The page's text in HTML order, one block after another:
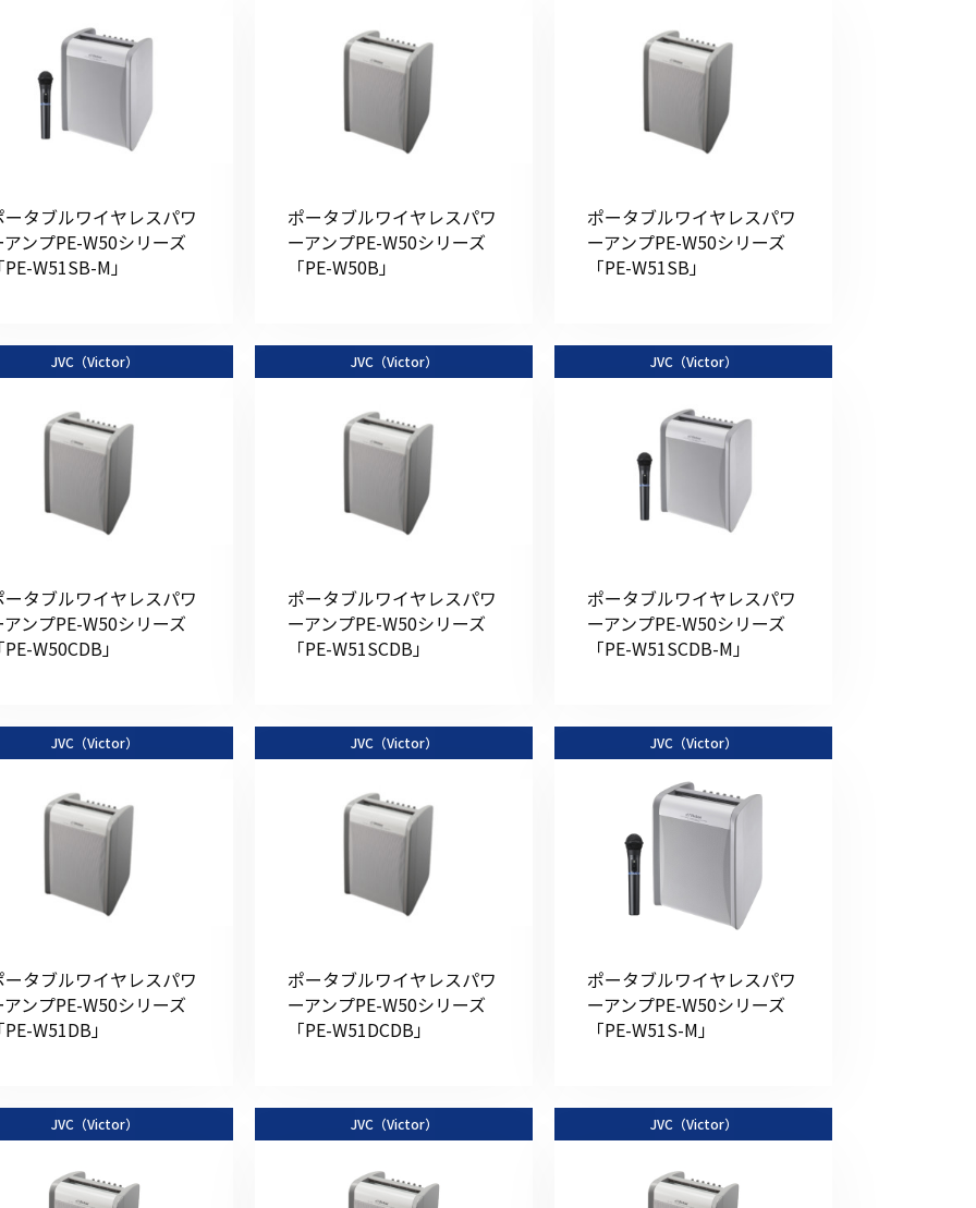
DCDCコンバーター/直流安定
初めてご利用の方
販売商品から探す
ータブルワイヤレスパワ
アンプPE-W50シリーズ
W51SB-M」
ポータブルワイヤレスパワ
ーアンプPE-W50シリーズ
「PE-W50B」
ポータブルワイヤレスパワ
ーアンプPE-W50シリーズ
「PE-W51SB」
JVC（Victor）
ータブルワイヤレスパワ
アンプPE-W50シリーズ
W50CDB」
JVC（Victor）
ポータブルワイヤレスパワ
ーアンプPE-W50シリーズ
「PE-W51SCDB」
JVC（Victor）
ポータブルワイヤレスパワ
ーアンプPE-W50シリーズ
「PE-W51SCDB-M」
JVC（Victor）
ータブルワイヤレスパワ
アンプPE-W50シリーズ
W51DB」
JVC（Victor）
ポータブルワイヤレスパワ
ーアンプPE-W50シリーズ
「PE-W51DCDB」
JVC（Victor）
ポータブルワイヤレスパワ
ーアンプPE-W50シリーズ
「PE-W51S-M」
JVC（Victor） JVC（Victor） JVC（Victor）